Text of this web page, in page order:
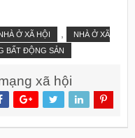
Ở XÃ HỘI
NHÀ Ở XÃ
BẤT ĐỘNG SẢN
xã hội